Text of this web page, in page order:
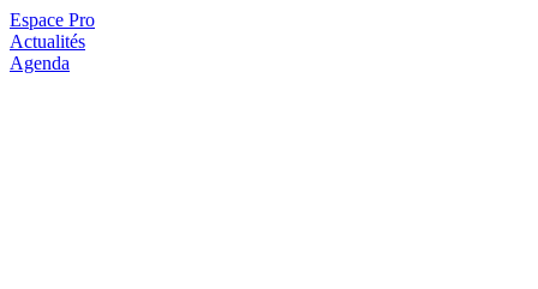
Espace Pro
Actualités
Agenda